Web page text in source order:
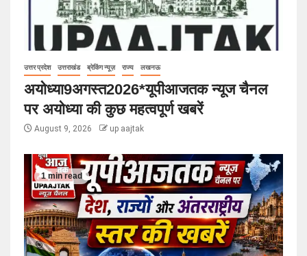
उत्तर प्रदेश उत्तराखंड ब्रेकिंग न्यूज़ राज्य लखनऊ
अयोध्या9अगस्त2026*यूपीआजतक न्यूज चैनल
पर अयोध्या की कुछ महत्वपूर्ण खबरें
August 9, 2026 up aajtak
1 min read